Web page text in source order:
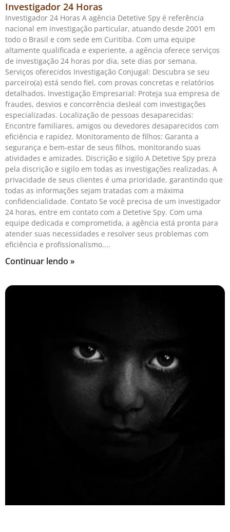
Investigador 24 Horas
Investigador 24 Horas A agência Detetive Spy é referência
nacional em investigação particular, atuando desde 2001 em
todo o Brasil e com sede em Curitiba. Com uma equipe
altamente qualificada e experiente, a agência oferece serviços
de investigação 24 horas por dia, sete dias por semana.
Serviços oferecidos Investigação Conjugal: Descubra se seu
parceiro(a) está sendo fiel, com provas concretas e relatórios
detalhados. Investigação Empresarial: Proteja sua empresa de
fraudes, desvios e concorrência desleal com investigações
especializadas. Localização de pessoas desaparecidas:
Encontre familiares, amigos ou devedores desaparecidos com
eficiência e rapidez. Monitoramento de filhos: Garanta a
segurança e bem-estar de seus filhos, monitorando suas
atividades e amizades. Discrição e sigilo A Detetive Spy preza
pela discrição e sigilo em todas as investigações realizadas. A
privacidade de seus clientes é uma prioridade, garantindo que
todas as informações sejam tratadas com a máxima
confidencialidade. Contato Se você precisa de um investigador
24 horas, entre em contato com a Detetive Spy. Com uma
equipe dedicada e comprometida, a agência está pronta para
atender suas necessidades e resolver seus problemas com
eficiência e profissionalismo.
Continuar lendo »